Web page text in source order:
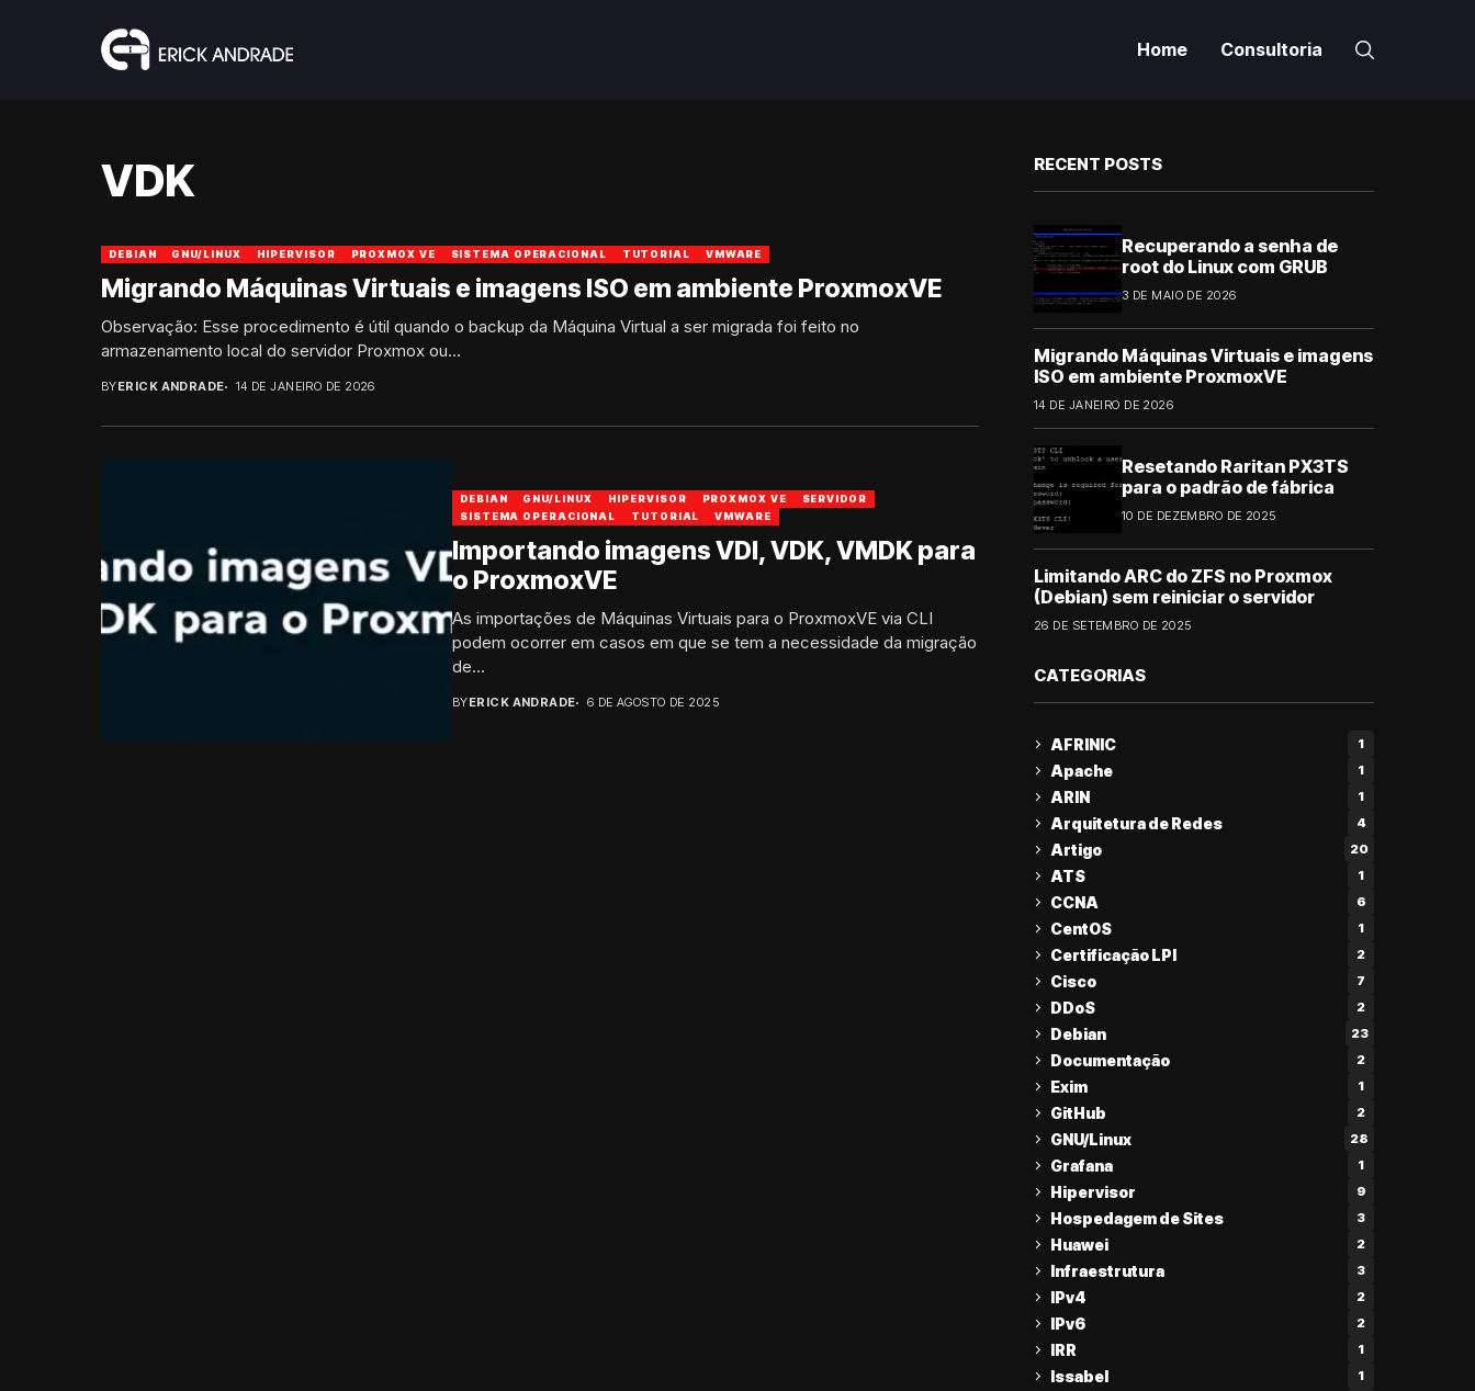
Home Consultoria
VDK
DEBIAN GNU/LINUX HIPERVISOR PROXMOX VE SISTEMA OPERACIONAL TUTORIAL VMWARE
Migrando Máquinas Virtuais e imagens ISO em ambiente ProxmoxVE
Observação: Esse procedimento é útil quando o backup da Máquina Virtual a ser migrada foi feito no
armazenamento local do servidor Proxmox ou...
BYERICK ANDRADE 14 DE JANEIRO DE 2026
DEBIAN GNU/LINUX HIPERVISOR PROXMOX VE
SERVIDOR
SISTEMA OPERACIONAL
TUTORIAL VMWARE
Importando imagens VDI, VDK, VMDK para
o ProxmoxVE
As importações de Máquinas Virtuais para o ProxmoxVE via CLI
podem ocorrer em casos em que se tem a necessidade da migração
de...
BYERICK ANDRADE 6 DE AGOSTO DE 2025
RECENT POSTS
Recuperando a senha de
root do Linux com GRUB
3 DE MAIO DE 2026
Migrando Máquinas Virtuais e imagens
ISO em ambiente ProxmoxVE
14 DE JANEIRO DE 2026
Resetando Raritan PX3TS
para o padrão de fábrica
10 DE DEZEMBRO DE 2025
Limitando ARC do ZFS no Proxmox
(Debian) sem reiniciar o servidor
26 DE SETEMBRO DE 2025
CATEGORIAS
AFRINIC 1
Apache 1
ARIN 1
Arquitetura de Redes 4
Artigo 20
ATS 1
CCNA 6
CentOS 1
Certificação LPI 2
Cisco 7
DDoS 2
Debian 23
Documentação 2
Exim 1
GitHub 2
GNU/Linux 28
Grafana 1
Hipervisor 9
Hospedagem de Sites 3
Huawei 2
Infraestrutura 3
IPv4 2
IPv6 2
IRR 1
Issabel 1